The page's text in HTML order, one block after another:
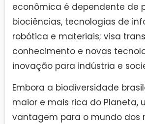
econômica é dependente de
biociências, tecnologias de
robótica e materiais; visa
conhecimento e novas
inovação para indústria e
Embora a biodiversidade
maior e mais rica do Planeta,
vantagem para o mundo dos